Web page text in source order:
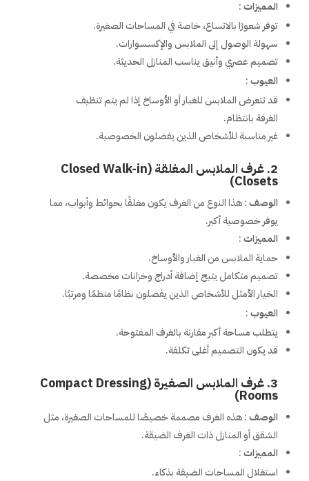
المميزات:
توفر شعورًا بالاتساع، خاصة في المساحات الصغيرة.
سهولة الوصول إلى الملابس والإكسسوارات.
تصميم عصري وأنيق يناسب المنازل الحديثة.
العيوب:
قد تتعرض الملابس للغبار أو الأوساخ إذا لم يتم تنظيف
الغرفة بانتظام.
غير مناسبة للأشخاص الذين يفضلون الخصوصية.
2. غرف الملابس المغلقة (Closed Walk-in
Closets)
الوصف: هذا النوع من الغرف يكون مغلقًا بحوائط وأبواب، مما
يوفر خصوصية أكبر.
المميزات:
حماية الملابس من الغبار والأوساخ.
تصميم متكامل يتيح إضافة أدراج وخزانات مخصصة.
الخيار الأمثل للأشخاص الذين يفضلون نظامًا منظمًا ومرتبًا.
العيوب:
يتطلب مساحة أكبر مقارنة بالغرف المفتوحة.
قد يكون التصميم أغلى تكلفة.
3. غرف الملابس الصغيرة (Compact Dressing
Rooms)
الوصف: هذه الغرف مصممة خصيصًا للمساحات الصغيرة، مثل
الشقق أو المنازل ذات الغرف الضيقة.
المميزات:
استغلال المساحات الضيقة بذكاء.